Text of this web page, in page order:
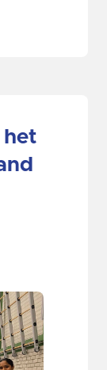
het